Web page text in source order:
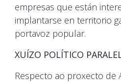
empresas que están
implantarse en territorio
portavoz popular.
XUÍZO POLÍTICO
Respecto ao proxecto de